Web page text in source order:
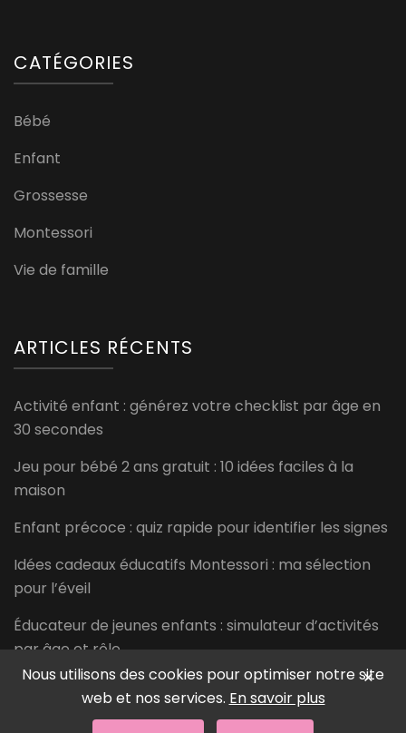
CATÉGORIES
Bébé
Enfant
Grossesse
Montessori
Vie de famille
ARTICLES RÉCENTS
Activité enfant : générez votre checklist par âge en
30 secondes
Jeu pour bébé 2 ans gratuit : 10 idées faciles à la
maison
Enfant précoce : quiz rapide pour identifier les signes
Idées cadeaux éducatifs Montessori : ma sélection
pour l’éveil
Éducateur de jeunes enfants : simulateur d’activités
par âge et rôle
×
Nous utilisons des cookies pour optimiser notre site
web et nos services. En savoir plus